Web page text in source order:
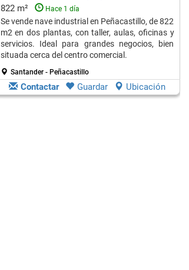
822 m²
Hace 1 día
Se vende nave industrial en Peñacastillo, de 822
m2 en dos plantas, con taller, aulas, oficinas y
servicios. Ideal para grandes negocios, bien
situada cerca del centro comercial.
Santander - Peñacastillo
Contactar Guardar Ubicación